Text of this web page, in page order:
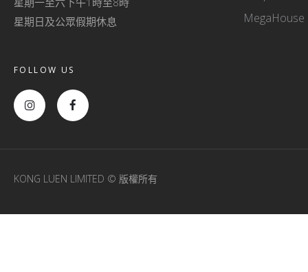
星期日及公眾假期休息
FOLLOW US
MegaHouse
KONG LUEN LIMITED © 版權所有